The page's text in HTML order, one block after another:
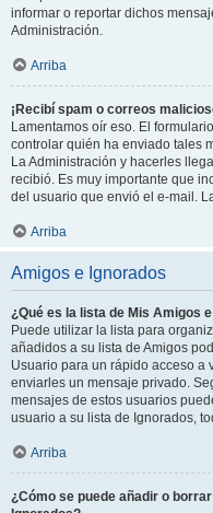
informar o reportar dichos
Administración.
Arriba
¡Recibí spam o correos
Lamentamos oír eso. El
controlar quién ha enviado tales
La Administración y hacerles
recibió. Es muy importante que
del usuario que envió el e-mail.
Arriba
Amigos e Ignorados
¿Qué es la lista de Mis Amigos
Puede utilizar la lista para
añadidos a su lista de Amigos
Usuario para un rápido acceso a
enviarles un mensaje privado.
mensajes de estos usuarios
usuario a su lista de Ignorados,
Arriba
¿Cómo se puede añadir o